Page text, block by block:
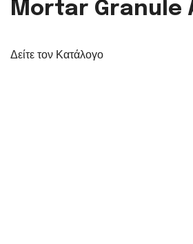
Mortar Granule
Δείτε τον Κατάλογο